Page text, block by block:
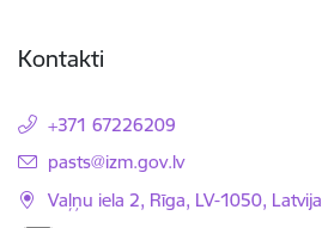
Kontakti
+371 67226209
E-pasts:
pasts@izm.gov.lv
Vaļņu iela 2, Rīga, LV-1050, Latvija